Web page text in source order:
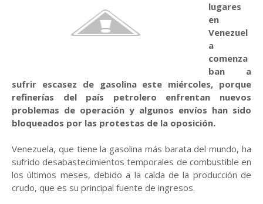
lugares
en
Venezuel
a
comenza
ban a
sufrir escasez de gasolina este miércoles, porque
refinerías del país petrolero enfrentan nuevos
problemas de operación y algunos envíos han sido
bloqueados por las protestas de la oposición.
Venezuela, que tiene la gasolina más barata del mundo, ha
sufrido desabastecimientos temporales de combustible en
los últimos meses, debido a la caída de la producción de
crudo, que es su principal fuente de ingresos.